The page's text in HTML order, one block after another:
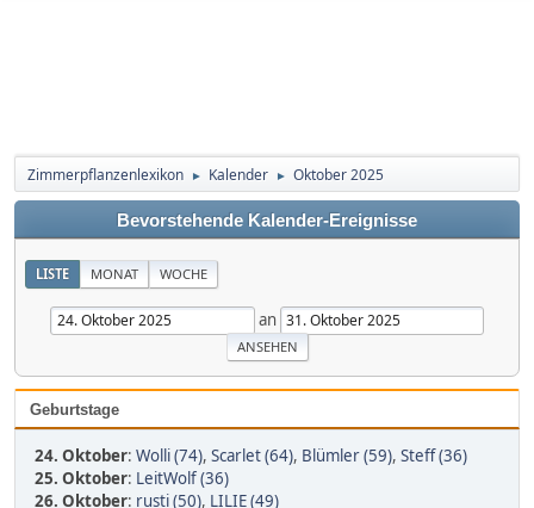
Zimmerpflanzenlexikon ► Kalender ► Oktober 2025
Bevorstehende Kalender-Ereignisse
LISTE MONAT WOCHE
an
Geburtstage
24. Oktober: Wolli (74), Scarlet (64), Blümler (59), Steff (36)
25. Oktober: LeitWolf (36)
26. Oktober: rusti (50), LILIE (49)